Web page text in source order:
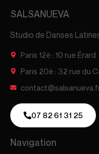
SALSANUEVA
Studio de Danses
Paris 12è : 10 rue Érard
Paris 20è : 32 rue du
07 82 61 31 25
Navigation